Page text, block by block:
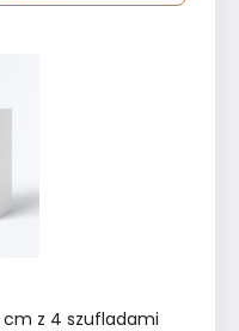
cm z 4 szufladami